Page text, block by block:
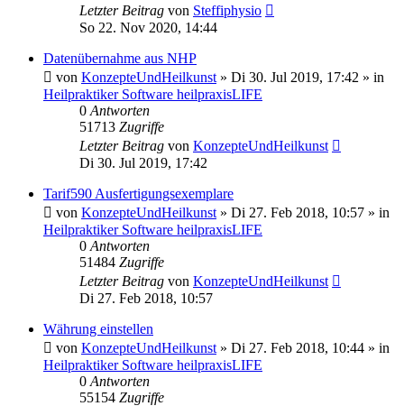
Letzter Beitrag von Steffiphysio
So 22. Nov 2020, 14:44
Datenübernahme aus NHP
von KonzepteUndHeilkunst » Di 30. Jul 2019, 17:42 » in
Heilpraktiker Software heilpraxisLIFE
0 Antworten
51713 Zugriffe
Letzter Beitrag von KonzepteUndHeilkunst
Di 30. Jul 2019, 17:42
Tarif590 Ausfertigungsexemplare
von KonzepteUndHeilkunst » Di 27. Feb 2018, 10:57 » in
Heilpraktiker Software heilpraxisLIFE
0 Antworten
51484 Zugriffe
Letzter Beitrag von KonzepteUndHeilkunst
Di 27. Feb 2018, 10:57
Währung einstellen
von KonzepteUndHeilkunst » Di 27. Feb 2018, 10:44 » in
Heilpraktiker Software heilpraxisLIFE
0 Antworten
55154 Zugriffe